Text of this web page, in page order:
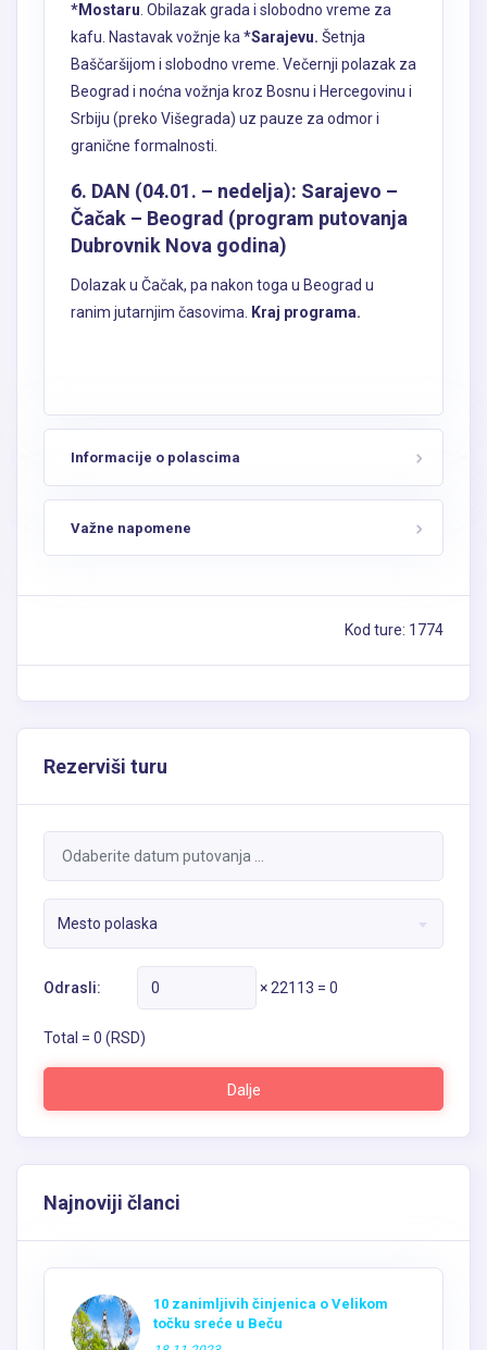
*Mostaru. Obilazak grada i slobodno vreme za
kafu. Nastavak vožnje ka *Sarajevu. Šetnja
Baščaršijom i slobodno vreme. Večernji polazak za
Beograd i noćna vožnja kroz Bosnu i Hercegovinu i
Srbiju (preko Višegrada) uz pauze za odmor i
granične formalnosti.
6. DAN (04.01. – nedelja): Sarajevo –
Čačak – Beograd (program putovanja
Dubrovnik Nova godina)
Dolazak u Čačak, pa nakon toga u Beograd u
ranim jutarnjim časovima. Kraj programa.
Informacije o polascima
Važne napomene
Kod ture: 1774
Rezerviši turu
Mesto polaska
Odrasli: ×22113 = 0
Total = 0 (RSD)
Dalje
Najnoviji članci
10 zanimljivih činjenica o Velikom
točku sreće u Beču